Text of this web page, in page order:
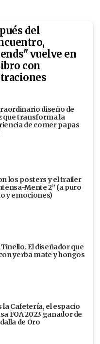
del
vuelve en
con
diseño de
que transforma la
de comer papas
los posters y el trailer
Mente 2” (a puro
y emociones)
Tinello. El diseñador que
yerba mate y hongos
la Cafetería, el espacio
FOA 2023 ganador de
de Oro